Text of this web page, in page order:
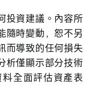
投資建議。內容所
隨時變動，恕不另
而導致的任何損失
析僅顯示部分技術
全面評估資產表